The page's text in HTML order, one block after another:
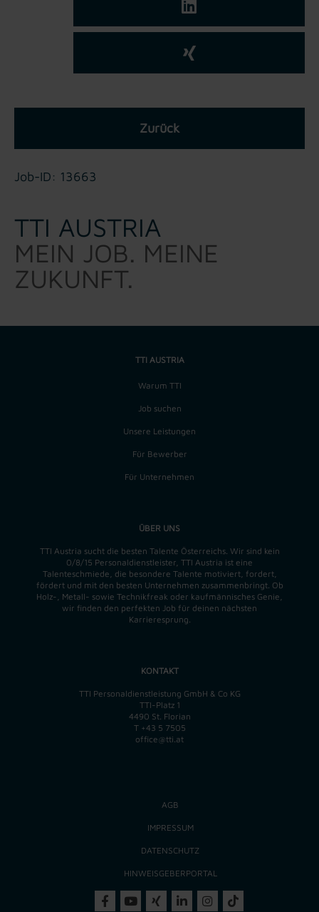
Zurück
Job-ID: 13663
TTI AUSTRIA
MEIN JOB. MEINE
ZUKUNFT.
TTI AUSTRIA
Warum TTI
Job suchen
Unsere Leistungen
Für Bewerber
Für Unternehmen
ÜBER UNS
TTI Austria sucht die besten Talente Österreichs. Wir sind kein
0/8/15 Personaldienstleister, TTI Austria ist eine
Talenteschmiede, die besondere Talente motiviert, fordert,
fördert und mit den besten Unternehmen zusammenbringt. Ob
Holz-, Metall- sowie Technikfreak oder kaufmännisches Genie,
wir finden den perfekten Job für deinen nächsten
Karrieresprung.
KONTAKT
TTI Personaldienstleistung GmbH & Co KG
TTI-Platz 1
4490 St. Florian
T +43 5 7505
office@tti.at
AGB
IMPRESSUM
DATENSCHUTZ
HINWEISGEBERPORTAL